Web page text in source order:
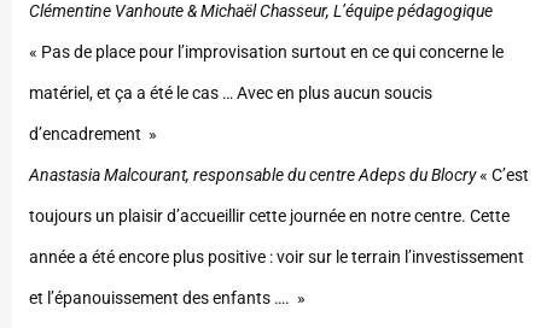
Clémentine Vanhoute & Michaël Chasseur, L’équipe pédagogique
« Pas de place pour l’improvisation surtout en ce qui concerne le
matériel, et ça a été le cas … Avec en plus aucun soucis
d’encadrement »
Anastasia Malcourant, responsable du centre Adeps du Blocry« C’est
toujours un plaisir d’accueillir cette journée en notre centre. Cette
année a été encore plus positive : voir sur le terrain l’investissement
et l’épanouissement des enfants …. »